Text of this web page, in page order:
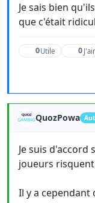
Je sais bien
que c'était
0Utile 0
QuozPowa
Je suis
joueurs
Il y a cependant